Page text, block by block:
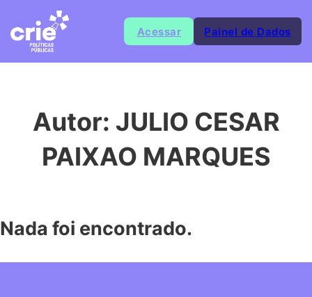
Acessar Painel de Dados
Autor: JULIO CESAR
PAIXAO MARQUES
Nada foi encontrado.